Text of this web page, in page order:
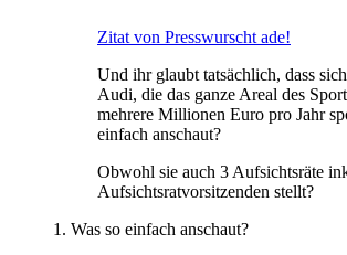
Zitat von Presswurscht ade!
Und ihr glaubt tatsächlich, dass
Audi, die das ganze Areal des
mehrere Millionen Euro pro Jahr
einfach anschaut?
Obwohl sie auch 3 Aufsichtsräte
Aufsichtsratvorsitzenden stellt?
1. Was so einfach anschaut?